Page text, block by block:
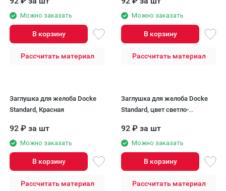
Можно заказать
В корзину
Рассчитать материал
Можно заказать
В корзину
Рассчитать материал
Заглушка для желоба Docke
Standard, Красная
92 ₽ за шт
Можно заказать
В корзину
Рассчитать материал
Заглушка для желоба Docke
Standard, цвет светло-
92 ₽ за шт
Можно заказать
В корзину
Рассчитать материал